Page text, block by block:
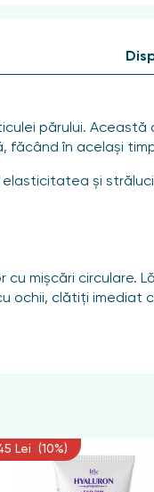
părului.
în același
și
mișcări circulare.
ochii, clătiți imediat
Lei (10%)